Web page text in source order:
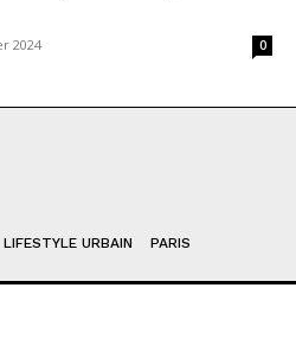
2024 0
LIFESTYLE URBAIN PARIS